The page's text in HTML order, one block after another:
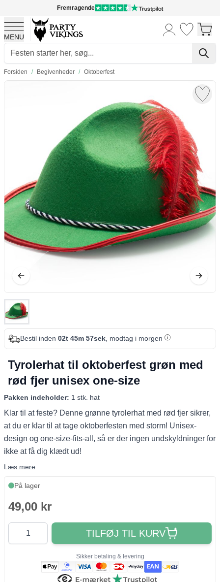
Fremragende
MENU
Skip to Content
Forsiden / Begivenheder / Oktoberfest
Bestil inden 02t 45m 56sek, modtag i morgen
Tyrolerhat til oktoberfest grøn med
rød fjer unisex one-size
Pakken indeholder: 1 stk. hat
Klar til at feste? Denne grønne tyrolerhat med rød fjer sikrer,
at du er klar til at tage oktoberfesten med storm! Unisex-
design og one-size-fits-all, så er der ingen undskyldninger for
ikke at få dig klædt ud!
Læs mere
På lager
49,00 kr
Antal
TILFØJ TIL KURV
Sikker betaling & levering